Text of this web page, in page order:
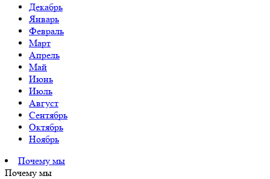
Декабрь
Январь
Февраль
Март
Апрель
Май
Июнь
Июль
Август
Сентябрь
Октябрь
Ноябрь
Почему мы
Почему мы